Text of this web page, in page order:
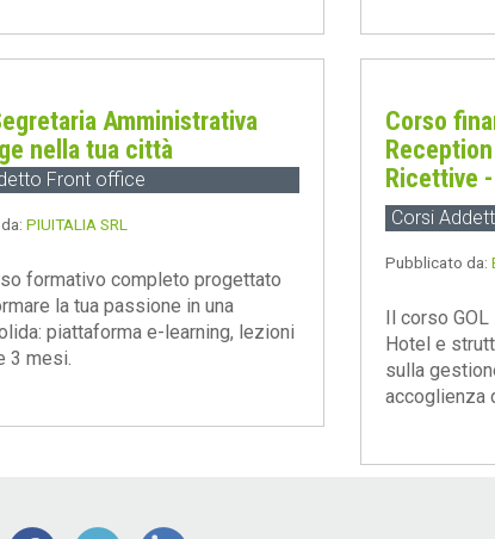
Amministrativa
nella tua città
Front office
PIUITALIA SRL
formativo completo progettato
la tua passione in una
piattaforma e-learning, lezioni
3 mesi.
Corso
Ricettive -
Corsi
Pubblicato da:
Il corso
Hotel e
sulla
accoglienza